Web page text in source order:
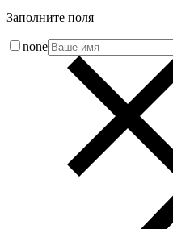
Заполните поля
none